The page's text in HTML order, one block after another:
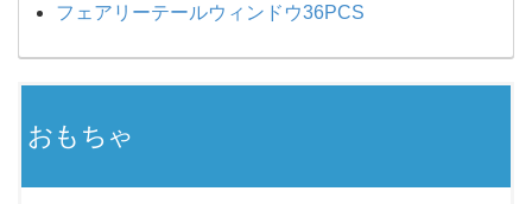
フェアリーテールウィンドウ36PCS
おもちゃ